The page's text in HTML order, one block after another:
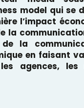
model qui se
l’impact
la
de la
en faisant
agences,